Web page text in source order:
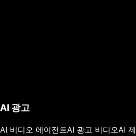
AI 광고
AI 비디오 에이전트AI 광고 비디오AI